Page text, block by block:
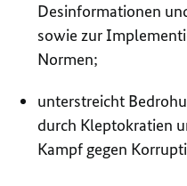
Desinformationen
sowie zur
Normen;
unterstreicht
durch Kleptokratien
Kampf gegen